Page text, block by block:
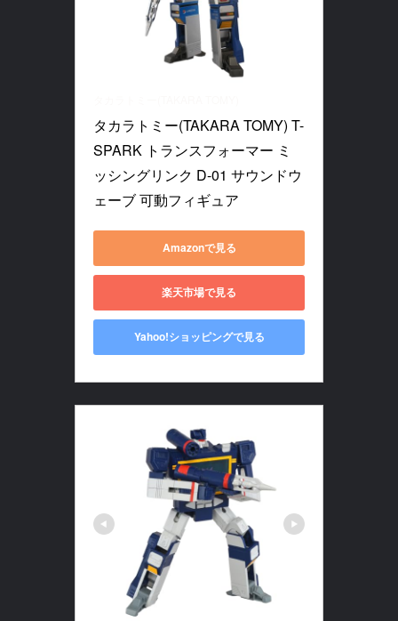
タカラトミー(TAKARA TOMY) T-
SPARK トランスフォーマー ミ
ッシングリンク D-01 サウンドウ
ェーブ 可動フィギュア
Amazonで見る
楽天市場で見る
Yahoo!ショッピングで見る